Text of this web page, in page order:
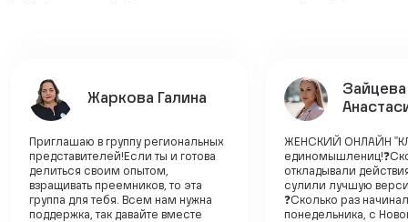
Жаркова Галина
Приглашаю в группу региональных
представителей!Если ты и готова
делиться своим опытом,
взращивать преемников, то эта
группа для тебя. Всем нам нужна
поддержка, так давайте вместе
Зайцева
ЖЕНСКИЙ ОНЛАЙН
откладывали
сулили лучшую
❓Сколько раз
понедельника, с